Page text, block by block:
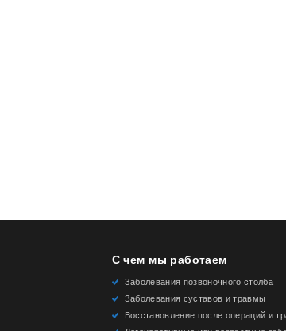
С чем мы работаем
Заболевания позвоночного столба
Заболевания суставов и травмы
Восстановление после операций и